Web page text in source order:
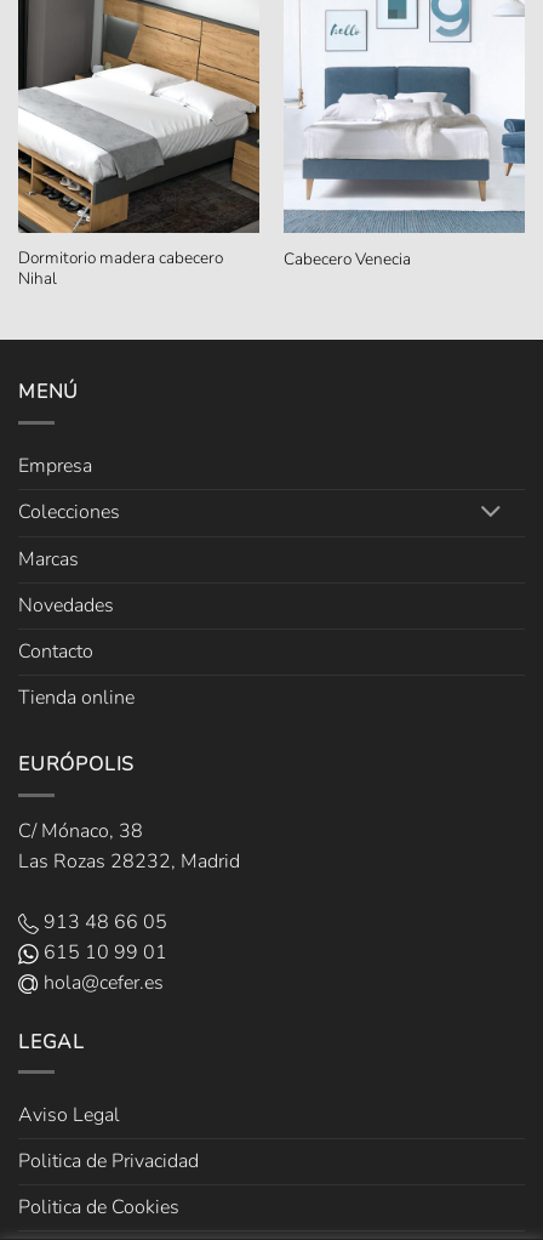
Dormitorio madera cabecero
Nihal
Cabecero Venecia
MENÚ
Empresa
Colecciones
Marcas
Novedades
Contacto
Tienda online
EURÓPOLIS
C/ Mónaco, 38
Las Rozas 28232, Madrid
913 48 66 05
615 10 99 01
hola@cefer.es
LEGAL
Aviso Legal
Politica de Privacidad
Politica de Cookies